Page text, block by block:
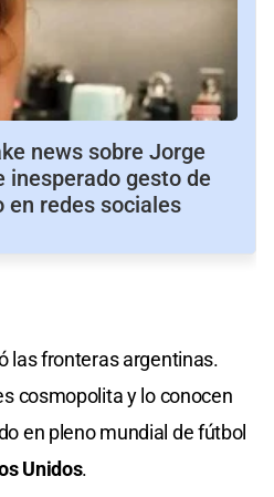
news sobre Jorge
inesperado gesto de
en redes sociales
las fronteras argentinas.
cosmopolita y lo conocen
en pleno mundial de fútbol
Unidos.